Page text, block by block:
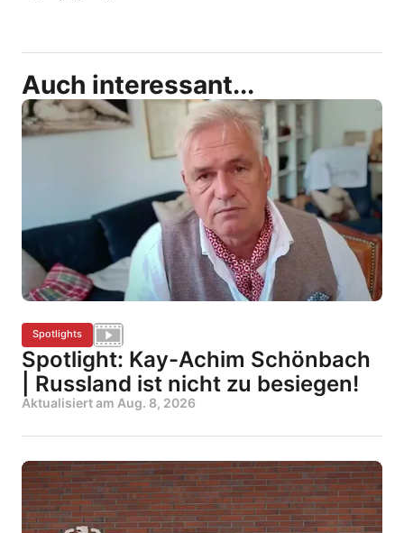
Auch interessant...
Spotlights
Spotlight: Kay-Achim Schönbach
| Russland ist nicht zu besiegen!
Aktualisiert am Aug. 8, 2026